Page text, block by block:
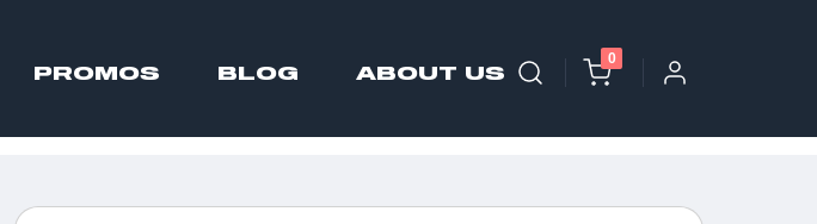
PROMOS BLOG ABOUT US
0